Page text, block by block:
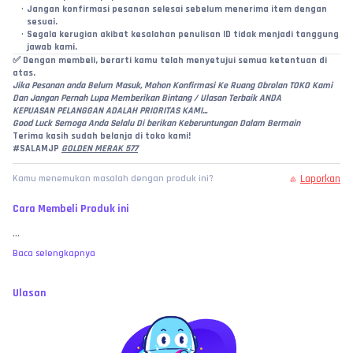
Jangan konfirmasi pesanan selesai sebelum menerima item dengan
sesuai.
Segala kerugian akibat kesalahan penulisan ID tidak menjadi tanggung
jawab kami.
✅ Dengan membeli, berarti kamu telah menyetujui semua ketentuan di
atas.
Jika Pesanan anda Belum Masuk, Mohon Konfirmasi Ke Ruang Obrolan TOKO Kami
Dan Jangan Pernah Lupa Memberikan Bintang / Ulasan Terbaik ANDA
KEPUASAN PELANGGAN ADALAH PRIORITAS KAMI...
Good Luck Semoga Anda Selalu Di berikan Keberuntungan Dalam Bermain
Terima kasih sudah belanja di toko kami!
#SALAMJP GOLDEN MERAK 577
Kamu menemukan masalah dengan produk ini? Laporkan
Cara Membeli Produk ini
...
Baca selengkapnya
Ulasan